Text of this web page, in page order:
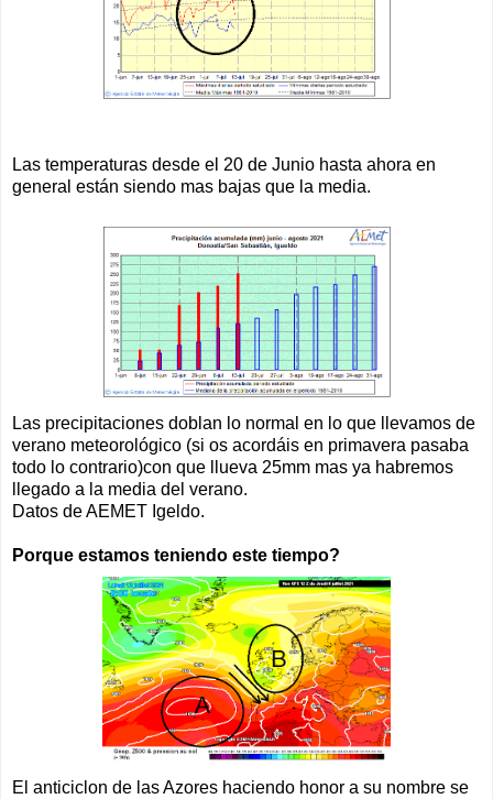
Las temperaturas desde el 20 de Junio hasta ahora en
general están siendo mas bajas que la media.
Las precipitaciones doblan lo normal en lo que llevamos de
verano meteorológico (si os acordáis en primavera pasaba
todo lo contrario)con que llueva 25mm mas ya habremos
llegado a la media del verano.
Datos de AEMET Igeldo.
Porque estamos teniendo este tiempo?
El anticiclon de las Azores haciendo honor a su nombre se